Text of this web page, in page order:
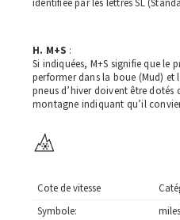
identifiée par les lettres SL
H. M+S :
Si indiquées, M+S signifie que le
performer dans la boue (Mud) et
pneus d’hiver doivent être
montagne indiquant qu’il
Cote de vitesse
Symbole: